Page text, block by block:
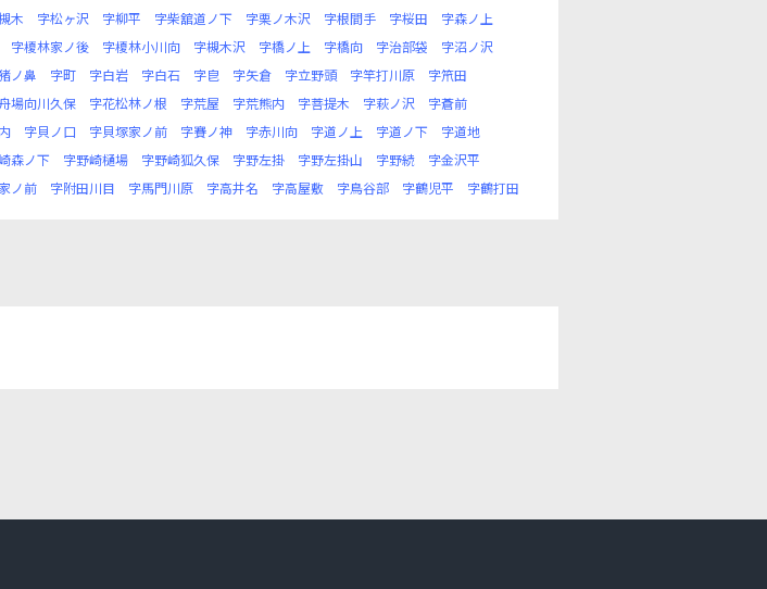
木 字松ヶ沢 字柳平 字柴舘道ノ下 字栗ノ木沢 字根間手 字桜田
字森ノ上
字榎林家ノ後 字榎林小川向 字槻木沢 字橋ノ上 字橋向 字治部袋
字沼ノ沢
ノ鼻 字町 字白岩 字白石 字皀 字矢倉 字立野頭 字竿打川原
字笊田
場向川久保 字花松林ノ根 字荒屋 字荒熊内 字菩提木 字萩ノ沢
字蒼前
字貝ノ口 字貝塚家ノ前 字賽ノ神 字赤川向 字道ノ上 字道ノ下
字道地
森ノ下 字野崎樋場 字野崎狐久保 字野左掛 字野左掛山 字野続
字金沢平
ノ前 字附田川目 字馬門川原 字高井名 字高屋敷 字鳥谷部 字鶴児平 字鶴打田